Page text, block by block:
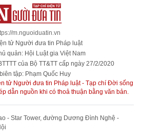
m.nguoiduatin.vn
tử Người đưa tin Pháp luật
quản: Hội Luật gia Việt Nam
của Bộ TT&TT cấp ngày 27/2/2020
tập: Phạm Quốc Huy
tử Người đưa tin Pháp luật - Tạp chí Đời sống
dẫn nguồn khi có thoả thuận bằng văn bản.
- Star Tower, đường Dương Đình Nghệ -